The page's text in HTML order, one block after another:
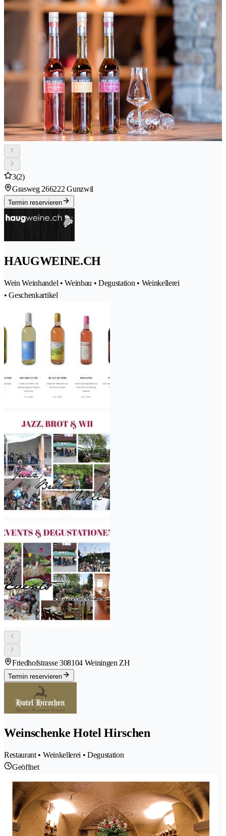
3(2)
Grasweg 266222 Gunzwil
Termin reservieren
HAUGWEINE.CH
Wein Weinhandel • Weinbau • Degustation • Weinkellerei
• Geschenkartikel
Friedhofstrasse 308104 Weiningen ZH
Termin reservieren
Weinschenke Hotel Hirschen
Restaurant • Weinkellerei • Degustation
Geöffnet